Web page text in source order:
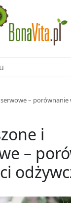
– porównanie
i
–